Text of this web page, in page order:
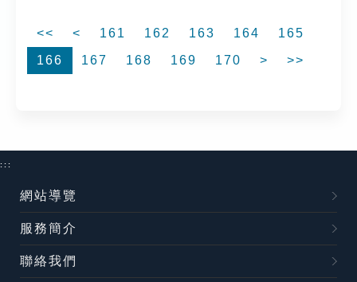
<< < 161 162 163 164
165
166
167 168 169 170 > >>
:::
網站導覽
服務簡介
聯絡我們